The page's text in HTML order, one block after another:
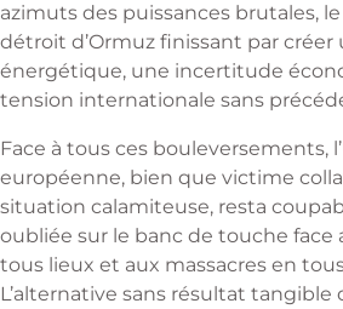
azimuts des puissances brutales,
détroit d’Ormuz finissant par créer
énergétique, une incertitude
tension internationale sans
Face à tous ces bouleversements,
européenne, bien que victime
situation calamiteuse, resta
oubliée sur le banc de touche face
tous lieux et aux massacres en
L’alternative sans résultat tangible